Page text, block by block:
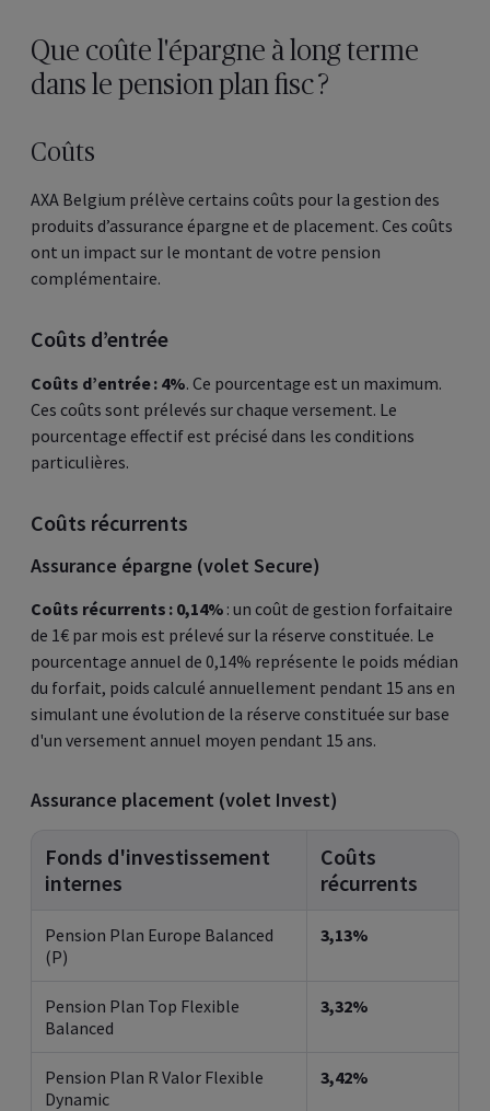
Que coûte l'épargne à long terme
dans le pension plan fisc ?
Coûts
AXA Belgium prélève certains coûts pour la gestion des
produits d’assurance épargne et de placement. Ces coûts
ont un impact sur le montant de votre pension
complémentaire.
Coûts d’entrée
Coûts d’entrée : 4%. Ce pourcentage est un maximum.
Ces coûts sont prélevés sur chaque versement. Le
pourcentage effectif est précisé dans les conditions
particulières.
Coûts récurrents
Assurance épargne (volet Secure)
Coûts récurrents : 0,14% : un coût de gestion forfaitaire
de 1€ par mois est prélevé sur la réserve constituée. Le
pourcentage annuel de 0,14% représente le poids médian
du forfait, poids calculé annuellement pendant 15 ans en
simulant une évolution de la réserve constituée sur base
d'un versement annuel moyen pendant 15 ans.
Assurance placement (volet Invest)
Fonds d'investissement
internes
Coûts
récurrents
Pension Plan Europe Balanced
(P)
3,13%
Pension Plan Top Flexible
Balanced
3,32%
Pension Plan R Valor Flexible
Dynamic
3,42%